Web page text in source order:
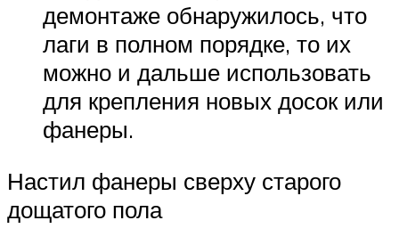
демонтаже обнаружилось, что
лаги в полном порядке, то их
можно и дальше использовать
для крепления новых досок или
фанеры.
Настил фанеры сверху старого
дощатого пола